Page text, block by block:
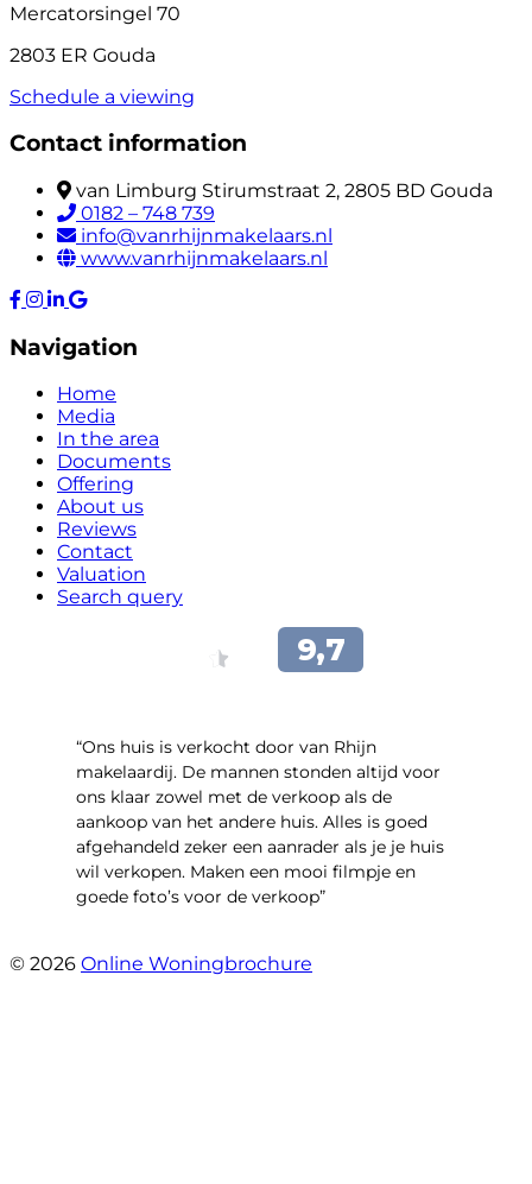
Mercatorsingel 70
2803 ER Gouda
Schedule a viewing
Contact information
van Limburg Stirumstraat 2, 2805 BD Gouda
0182 – 748 739
info@vanrhijnmakelaars.nl
www.vanrhijnmakelaars.nl
Navigation
Home
Media
In the area
Documents
Offering
About us
Reviews
Contact
Valuation
Search query
“Ons huis is verkocht door van Rhijn
makelaardij. De mannen stonden altijd voor
ons klaar zowel met de verkoop als de
aankoop van het andere huis. Alles is goed
afgehandeld zeker een aanrader als je je huis
wil verkopen. Maken een mooi filmpje en
goede foto’s voor de verkoop”
© 2026 Online Woningbrochure